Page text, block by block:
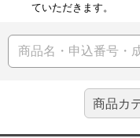
ていただきます。
商品カ